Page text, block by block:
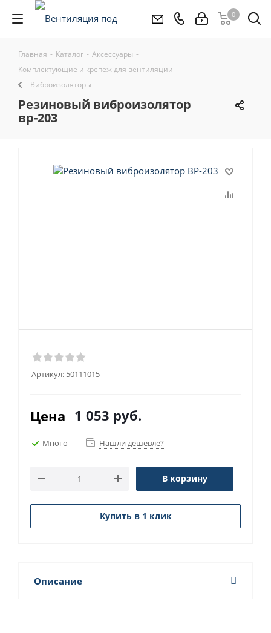
0
Главная - Каталог - Аксессуары -
Комплектующие и крепеж для вентиляции -
Виброизоляторы -
резиновый виброизолятор
вр-203
Артикул: 50111015
Цена 1 053 руб.
Много Нашли дешевле?
В корзину
Купить в 1 клик
Описание